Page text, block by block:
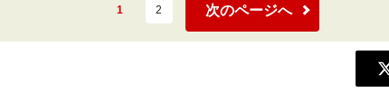
1 2 次のページへ